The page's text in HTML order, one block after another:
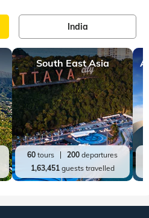
India
South East Asia
60 tours 200 departures
1,63,451guests travelled